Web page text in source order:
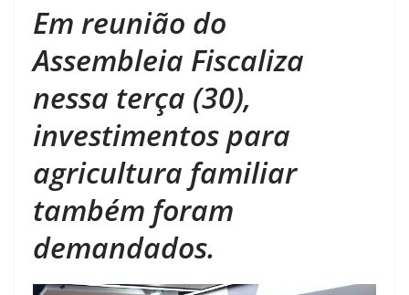
Em reunião do
Assembleia Fiscaliza
nessa terça (30),
investimentos para
agricultura familiar
também foram
demandados.